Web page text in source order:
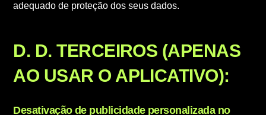
adequado de proteção dos seus dados.
D. D. TERCEIROS (APENAS
AO USAR O APLICATIVO):
Desativação de publicidade personalizada no